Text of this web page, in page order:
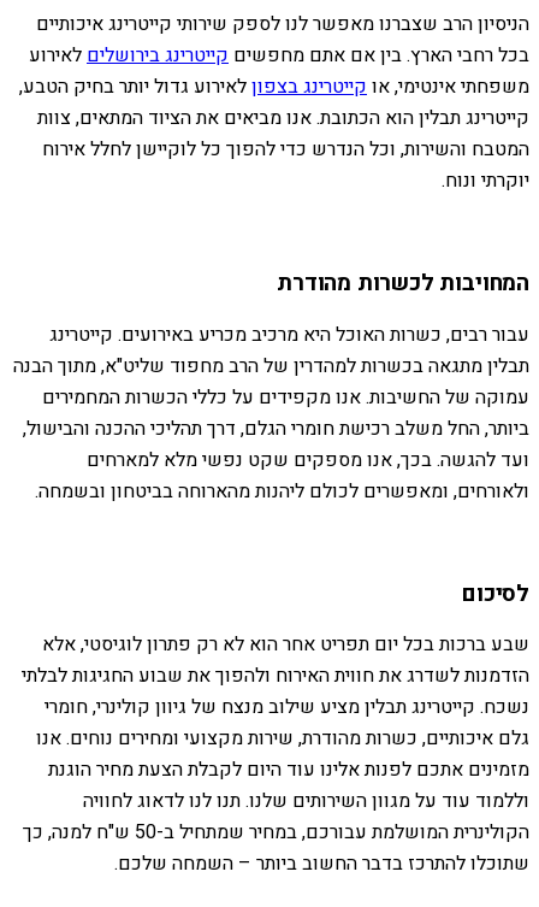
הניסיון הרב שצברנו מאפשר לנו לספק שירותי קייטרינג איכותיים
בכל רחבי הארץ. בין אם אתם מחפשים קייטרינג בירושליםלאירוע
משפחתי אינטימי, אוקייטרינג בצפוןלאירוע גדול יותר בחיק הטבע,
קייטרינג תבלין הוא הכתובת. אנו מביאים את הציוד המתאים, צוות
המטבח והשירות, וכל הנדרש כדי להפוך כל לוקיישן לחלל אירוח
יוקרתי ונוח.
המחויבות לכשרות מהודרת
עבור רבים, כשרות האוכל היא מרכיב מכריע באירועים. קייטרינג
תבלין מתגאה בכשרות למהדרין של הרב מחפוד שליט"א, מתוך הבנה
עמוקה של החשיבות. אנו מקפידים על כללי הכשרות המחמירים
ביותר, החל משלב רכישת חומרי הגלם, דרך תהליכי ההכנה והבישול,
ועד להגשה. בכך, אנו מספקים שקט נפשי מלא למארחים
ולאורחים, ומאפשרים לכולם ליהנות מהארוחה בביטחון ובשמחה.
לסיכום
שבע ברכות בכל יום תפריט אחר הוא לא רק פתרון לוגיסטי, אלא
הזדמנות לשדרג את חווית האירוח ולהפוך את שבוע החגיגות לבלתי
נשכח. קייטרינג תבלין מציע שילוב מנצח של גיוון קולינרי, חומרי
גלם איכותיים, כשרות מהודרת, שירות מקצועי ומחירים נוחים. אנו
מזמינים אתכם לפנות אלינו עוד היום לקבלת הצעת מחיר הוגנת
וללמוד עוד על מגוון השירותים שלנו. תנו לנו לדאוג לחוויה
הקולינרית המושלמת עבורכם, במחיר שמתחיל ב-50 ש"ח למנה, כך
שתוכלו להתרכז בדבר החשוב ביותר – השמחה שלכם.